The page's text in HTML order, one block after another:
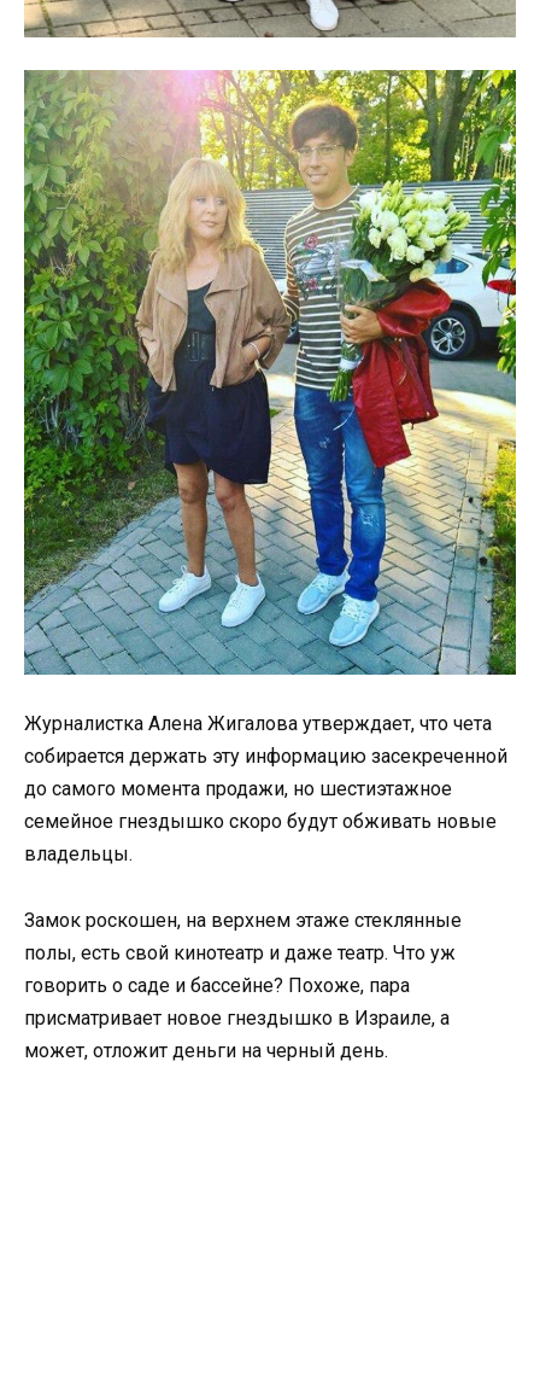
Журналистка Алена Жигалова утверждает, что чета
собирается держать эту информацию засекреченной
до самого момента продажи, но шестиэтажное
семейное гнездышко скоро будут обживать новые
владельцы.
Замок роскошен, на верхнем этаже стеклянные
полы, есть свой кинотеатр и даже театр. Что уж
говорить о саде и бассейне? Похоже, пара
присматривает новое гнездышко в Израиле, а
может, отложит деньги на черный день.